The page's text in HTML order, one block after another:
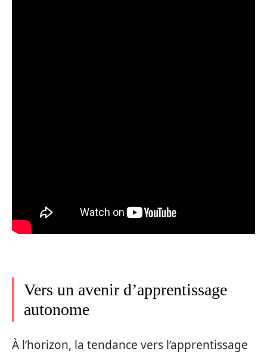
Vers un avenir d’apprentissage
autonome
À l’horizon, la tendance vers l’apprentissage